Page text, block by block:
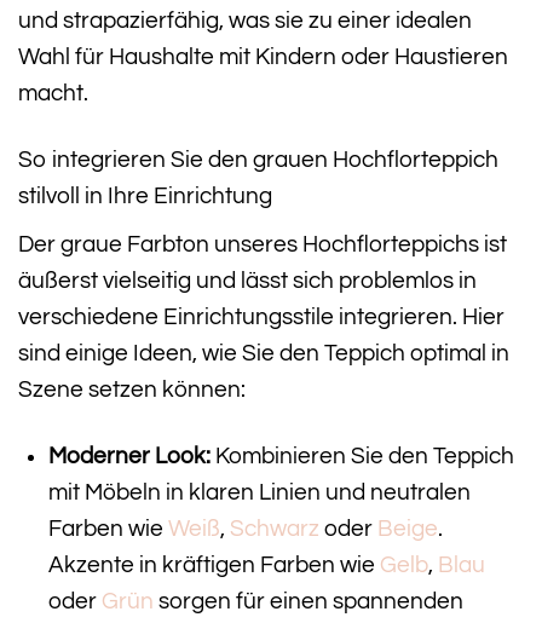
und strapazierfähig, was sie zu einer idealen
Wahl für Haushalte mit Kindern oder Haustieren
macht.
So integrieren Sie den grauen Hochflorteppich
stilvoll in Ihre Einrichtung
Der graue Farbton unseres Hochflorteppichs ist
äußerst vielseitig und lässt sich problemlos in
verschiedene Einrichtungsstile integrieren. Hier
sind einige Ideen, wie Sie den Teppich optimal in
Szene setzen können:
Moderner Look:Kombinieren Sie den Teppich
mit Möbeln in klaren Linien und neutralen
Farben wie Weiß, Schwarz oder Beige.
Akzente in kräftigen Farben wie Gelb, Blau
oder Grün sorgen für einen spannenden